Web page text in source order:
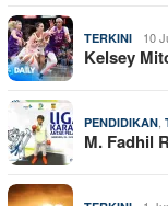
TERKINI 10
Kelsey
PENDIDIKAN
M. Fadhil